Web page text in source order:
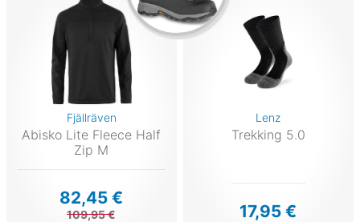
Fjällräven
Abisko Lite Fleece Half
Zip M
82,45 €
109,95 €
Lenz
Trekking 5.0
17,95 €